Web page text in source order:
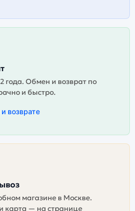
года. Обмен и возврат по
и быстро.
возврате
магазине в Москве.
карта — на странице